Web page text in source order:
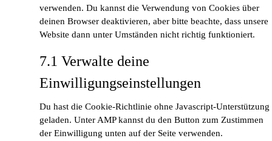
verwenden. Du kannst die Verwendung von Cookies über
deinen Browser deaktivieren, aber bitte beachte, dass unsere
Website dann unter Umständen nicht richtig funktioniert.
7.1 Verwalte deine
Einwilligungseinstellungen
Du hast die Cookie-Richtlinie ohne Javascript-Unterstützung
geladen. Unter AMP kannst du den Button zum Zustimmen
der Einwilligung unten auf der Seite verwenden.